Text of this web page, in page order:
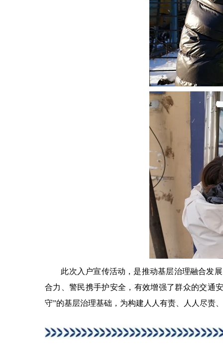
此次入户宣传活动，是推动基层治理融合发展
合力、警民携手护安全，有效增强了群众的交通
守”的基层治理基础，为构建人人有责、人人尽责